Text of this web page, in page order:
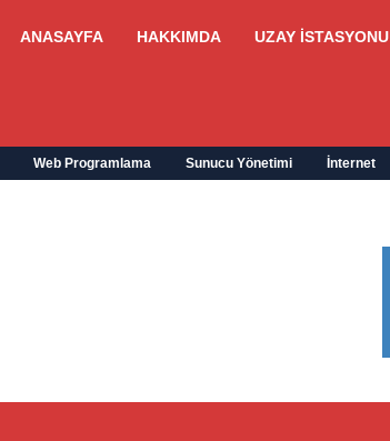
ANASAYFA HAKKIMDA UZAY İSTASYONU
Web Programlama Sunucu Yönetimi İnternet